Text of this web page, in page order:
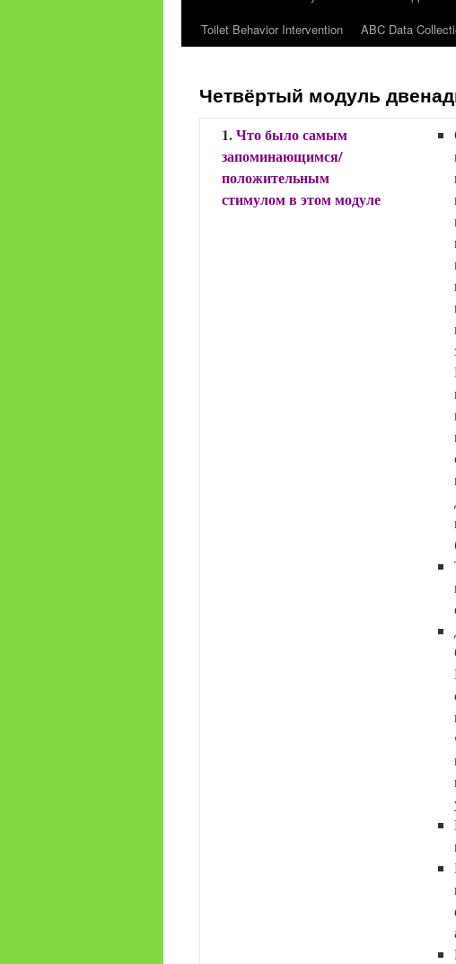
content
Toilet Behavior Intervention
ABC Data
Четвёртый модуль
1.Что было самым
запоминающимся/
положительным
стимулом в этом модуле